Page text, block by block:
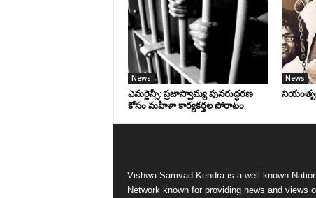
News
ఎమర్జెన్సీ: ప్రజాస్వామ్య పునరుద్ధరణ
కోసం మహిళా కార్యకర్తల పోరాటం
News
Vishwa Samvad Kendra is a well known
Network known for providing news and views